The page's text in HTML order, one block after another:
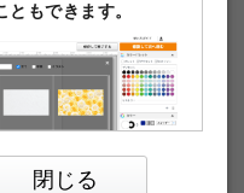
もできます。
閉じる